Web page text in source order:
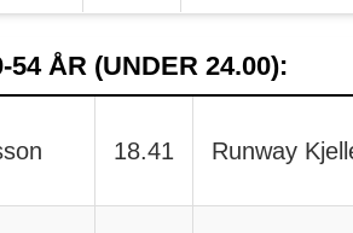
54 ÅR (UNDER 24.00):
18.41 Runway